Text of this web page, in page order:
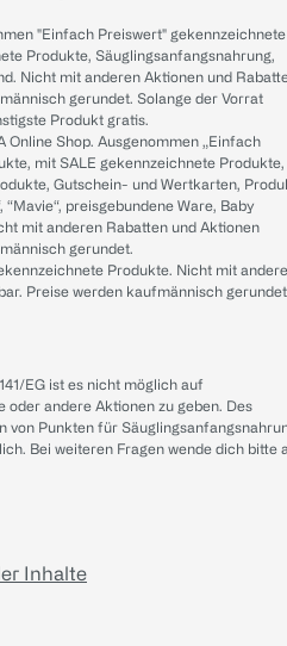
"Einfach Preiswert" gekennzeichnete
Produkte, Säuglingsanfangsnahrung,
Nicht mit anderen Aktionen und
gerundet. Solange der Vorrat
Produkt gratis.
Online Shop. Ausgenommen „Einfach
mit SALE gekennzeichnete Produkte,
Gutschein- und Wertkarten,
“Mavie“, preisgebundene Ware, Baby
mit anderen Rabatten und Aktionen
gerundet.
Produkte. Nicht mit
Preise werden kaufmännisch
EG ist es nicht möglich auf
oder andere Aktionen zu geben. Des
von Punkten für
Bei weiteren Fragen wende dich bitte
Inhalte